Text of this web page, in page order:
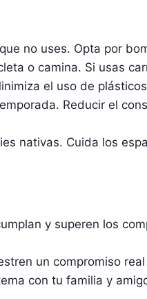
no uses. Opta por
o camina. Si usas
el uso de
Reducir el
nativas. Cuida los
y superen los
un compromiso
con tu familia y